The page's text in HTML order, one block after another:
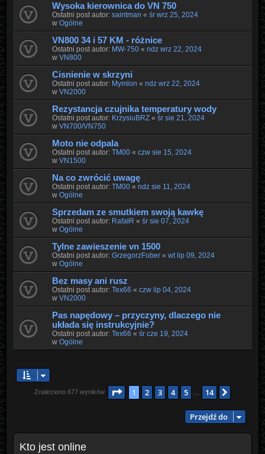
Wysoka kierownica do VN 750
Ostatni post autor: saintman « śr wrz 25, 2024
w Ogólne
VN800 34 i 57 KM - różnice
Ostatni post autor: MW-750« ndz wrz 22, 2024
w VN800
Cisnienie w skrzyni
Ostatni post autor: Mymlon « ndz wrz 22, 2024
w VN2000
Rezystancja czujnika temperatury wody
Ostatni post autor: KrzysiuBRZ« śr sie 21, 2024
w VN700/VN750
Moto nie odpala
Ostatni post autor: TM00« czw sie 15, 2024
w VN1500
Na co zwrócić uwagę
Ostatni post autor: TM00« ndz sie 11, 2024
w Ogólne
Sprzedam ze smutkiem swoją kawkę
Ostatni post autor: RafałR « śr sie 07, 2024
w Ogólne
Tylne zawieszenie vn 1500
Ostatni post autor: GrzegorzFober« wt lip 09, 2024
w Ogólne
Bez masy ani rusz
Ostatni post autor: Tex66 « czw lip 04, 2024
w VN2000
Pas napędowy – przyczyny, dlaczego nie
układa się instrukcyjnie?
Ostatni post autor: Tex66 « śr cze 19, 2024
w Ogólne
Znaleziono 677 wyników Strona1 z14
1 2 3 4 5 14
Przejdź do
Kto jest online